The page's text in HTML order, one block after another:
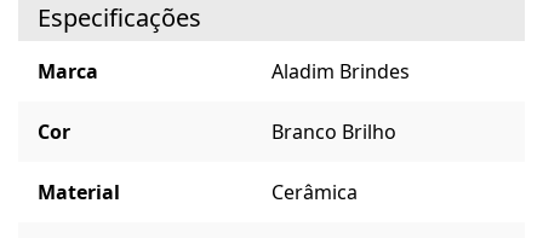
Especificações
Marca Aladim Brindes
Cor Branco Brilho
Material Cerâmica